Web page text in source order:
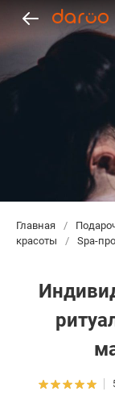
Главная /
красоты
/ Spa-